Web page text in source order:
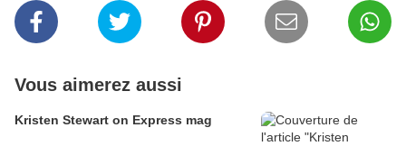
Vous aimerez aussi
Kristen Stewart on Express mag